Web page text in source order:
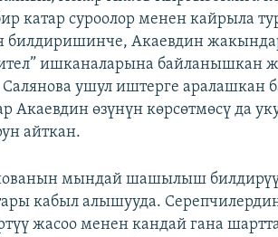
катар суроолор менен кайрыла
билдиришинче, Акаевдин
ишканаларына
ушул иштерге аралашкан
Акаевдин өзүнүн көрсөтмөсү да
айткан.
мындай шашылыш
кабыл алышууда.
жасоо менен кандай гана